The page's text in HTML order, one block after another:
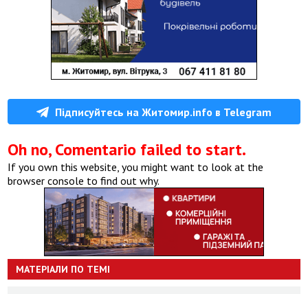
Підписуйтесь на Житомир.info в Telegram
Oh no, Comentario failed to start.
If you own this website, you might want to look at the
browser console to find out why.
МАТЕРІАЛИ ПО ТЕМІ